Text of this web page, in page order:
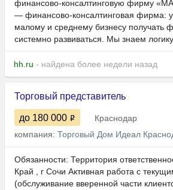
финансово‑консалтинговую фирму
— финансово‑консалтинговая фирма:
малому и среднему бизнесу получать
системно развиваться. Мы знаем
hh.ru - найдена более недели назад
Торговый представитель
до 180 000
Краснодар
компания: Торговый Дом Идеал
Обязанности: Территория
Край , г Cочи Активная работа с
(обслуживание вверенной части